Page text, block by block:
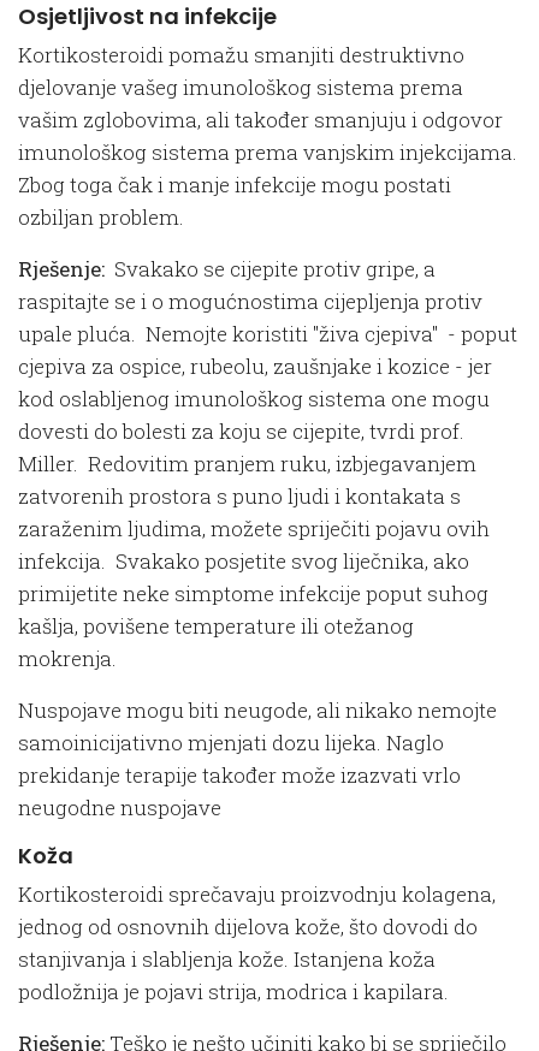
Osjetljivost na infekcije
Kortikosteroidi pomažu smanjiti destruktivno
djelovanje vašeg imunološkog sistema prema
vašim zglobovima, ali također smanjuju i odgovor
imunološkog sistema prema vanjskim injekcijama.
Zbog toga čak i manje infekcije mogu postati
ozbiljan problem.
Rješenje: Svakako se cijepite protiv gripe, a
raspitajte se i o mogućnostima cijepljenja protiv
upale pluća. Nemojte koristiti "živa cjepiva" - poput
cjepiva za ospice, rubeolu, zaušnjake i kozice - jer
kod oslabljenog imunološkog sistema one mogu
dovesti do bolesti za koju se cijepite, tvrdi prof.
Miller. Redovitim pranjem ruku, izbjegavanjem
zatvorenih prostora s puno ljudi i kontakata s
zaraženim ljudima, možete spriječiti pojavu ovih
infekcija. Svakako posjetite svog liječnika, ako
primijetite neke simptome infekcije poput suhog
kašlja, povišene temperature ili otežanog
mokrenja.
Nuspojave mogu biti neugode, ali nikako nemojte
samoinicijativno mjenjati dozu lijeka. Naglo
prekidanje terapije također može izazvati vrlo
neugodne nuspojave
Koža
Kortikosteroidi sprečavaju proizvodnju kolagena,
jednog od osnovnih dijelova kože, što dovodi do
stanjivanja i slabljenja kože. Istanjena koža
podložnija je pojavi strija, modrica i kapilara.
Rješenje: Teško je nešto učiniti kako bi se spriječilo